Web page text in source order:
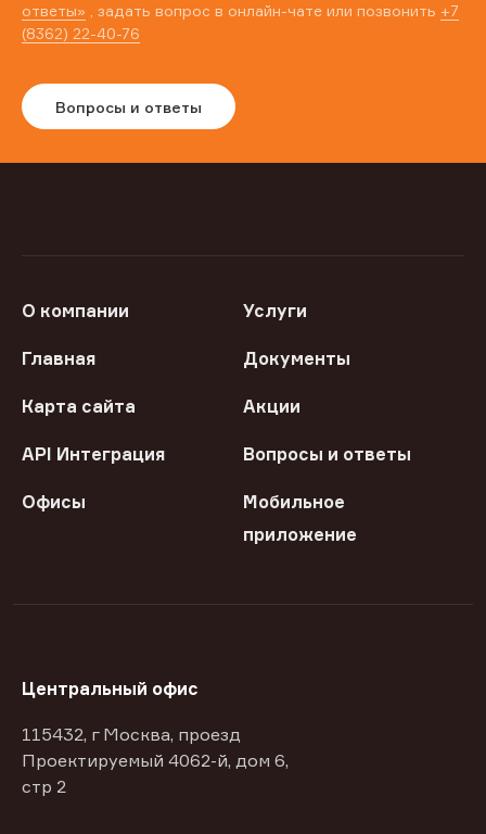
ответы» , задать вопрос в онлайн-чате или позвонить +7
(8362) 22-40-76
Вопросы и ответы
О компании Услуги
Главная Документы
Карта сайта Акции
API Интеграция Вопросы и ответы
Офисы
Мобильное
приложение
Центральный офис
115432, г Москва, проезд
Проектируемый 4062-й, дом 6,
стр 2